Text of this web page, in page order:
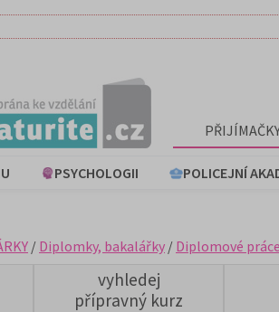
PSYCHOLOGII POLICEJNÍ
/ Diplomky, bakalářky / Diplomové práce
vyhledej
přípravný kurz